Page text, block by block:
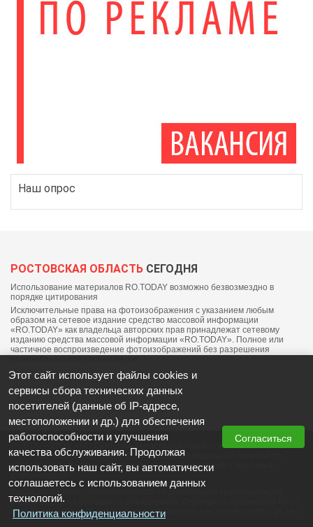
Наш опрос
РОСТОВСКАЯ ОБЛАСТЬ СЕГОДНЯ
Использование материалов RO.TODAY возможно безвозмездно в
порядке цитирования
Исключительные права на фотоизображения с указанием любым
образом на сетевое издание средство массовой информации
«RO.TODAY» как владельца авторских прав принадлежат сетевому
изданию средства массовой информации «RO.TODAY». Полное или
частичное воспроизведение фотоизображений без разрешения
© 2018 — 2025, «РО Сегодня». Регистрационный номер СМИ: ЭЛ №
ФС77-76703 от 06 сентября 2019 выдано федеральной службой по
надзору в сфере связи, информационных технологий и массовых
Редакция не несет ответственности за достоверность информации,
содержащейся в рекламных объявлениях. Отдельные публикации могут
содержать информацию, не предназначенную для детей старше 16 лет.
Этот сайт использует файлы cookies и
сервисы сбора технических данных
посетителей (данные об IP-адресе,
местоположении и др.) для обеспечения
работоспособности и улучшения
качества обслуживания. Продолжая
использовать наш сайт, вы автоматически
соглашаетесь с использованием данных
технологий.
Согласиться
Политика конфиденциальности